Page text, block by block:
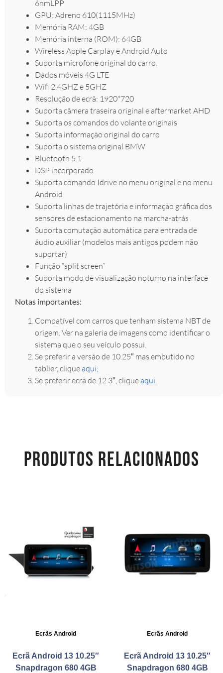
6nmLPP
GPU: Adreno 610(1115MHz)
Memória RAM: 4GB
Memória interna (ROM): 64GB
Wireless Apple Carplay e Android Auto
Suporta microfone original do carro.
Dados móveis 4G LTE
Wifi 2.4GHZ e 5GHZ
Resolução de ecrã: 1920*720
Suporta câmera traseira original e aftermarket AHD
Suporta os comandos do volante originais
Suporta informação original do carro
Suporta o sistema original BMW
Bluetooth 5.1
DSP incorporado
Suporta comando Idrive no menu original e no menu
Android
Suporta linhas de trajetória e informação gráfica dos
sensores de estacionamento na marcha-atrás
Suporta comutação automática para entrada de
áudio auxiliar (modelos mais antigos podem não
suportar)
Função “split screen”
Suporta modo de visualização noturno na interface
do sistema
Notas importantes:
Compatível com carros que tenham sistema NBT de
origem. Ver na galeria de imagens como identificar o
sistema que o seu veículo possui.
Se preferir a versão de 10.25″ mas embutido no
tablier, clique aqui;
Se preferir ecrã de 12.3″, clique aqui.
PRODUTOS RELACIONADOS
Ecrãs Android
Ecrã Android 13 10.25″
Snapdragon 680 4GB
Ecrãs Android
Ecrã Android 13 10.25″
Snapdragon 680 4GB